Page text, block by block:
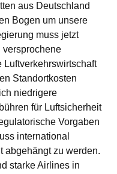
aus Deutschland
Bogen um unsere
muss jetzt
versprochene
Luftverkehrswirtschaft
Standortkosten
niedrigere
für Luftsicherheit
Vorgaben
international
abgehängt zu werden.
starke Airlines in